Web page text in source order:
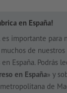
en España!
importante para
de nuestros
España. Podrás
en España» y
de